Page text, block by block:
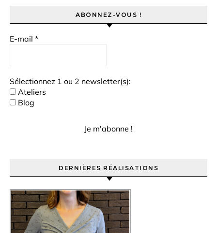
ABONNEZ-VOUS !
E-mail *
Sélectionnez 1 ou 2 newsletter(s):
Ateliers
Blog
DERNIÈRES RÉALISATIONS